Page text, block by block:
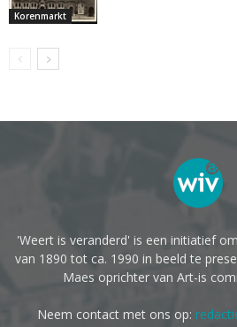
Korenmarkt
'Weert is veranderd' is een initiatief
van 1890 tot ca. 1990 in beeld te
Maes oprichter van Art-is
Neem contact met ons op: